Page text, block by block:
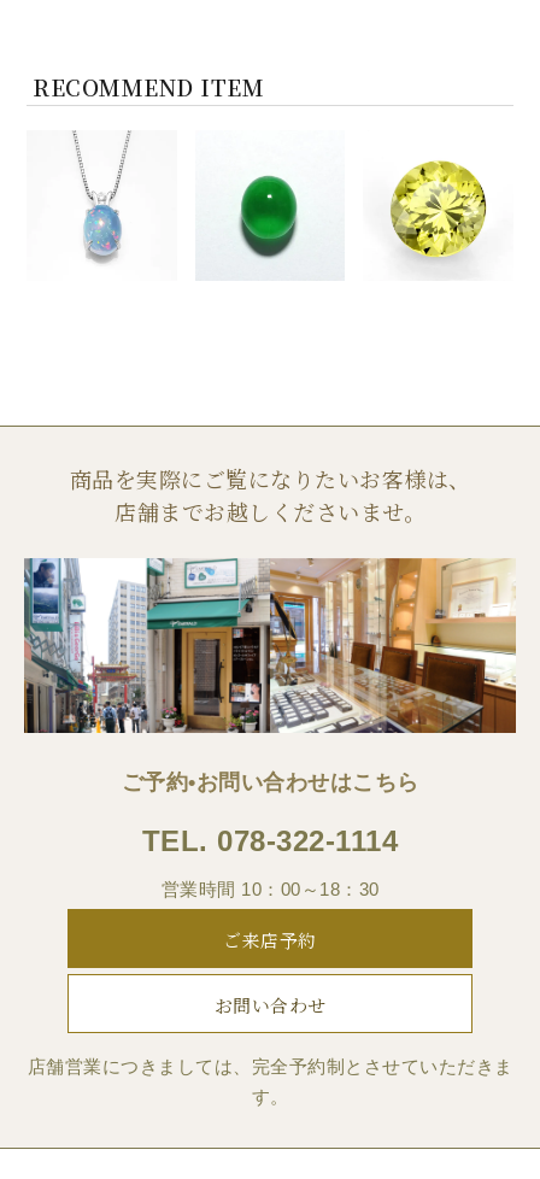
RECOMMEND ITEM
商品を実際にご覧になりたいお客様は、
店舗までお越しくださいませ。
ご予約•お問い合わせはこちら
TEL. 078-322-1114
営業時間 10：00～18：30
ご来店予約
お問い合わせ
店舗営業につきましては、完全予約制とさせていただきま
す。